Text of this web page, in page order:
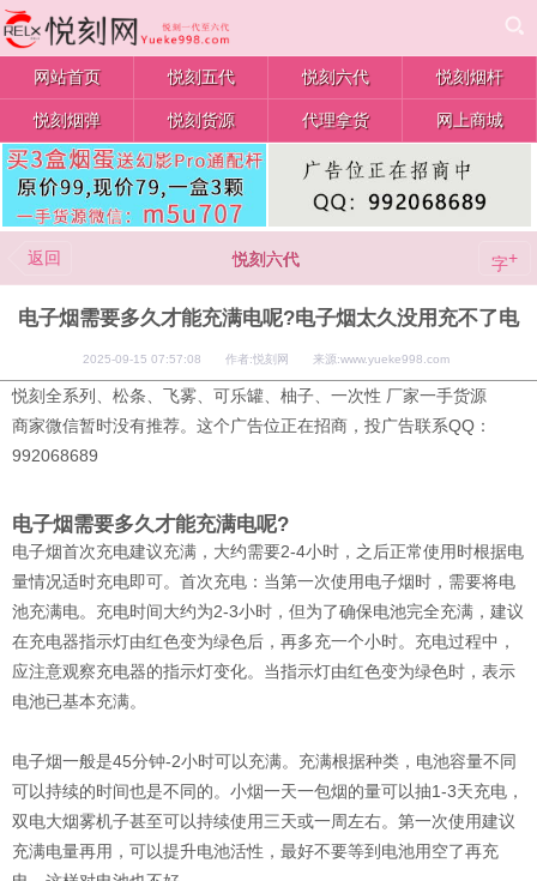
网站首页 悦刻五代 悦刻六代 悦刻烟杆
悦刻烟弹 悦刻货源 代理拿货 网上商城
返回 悦刻六代 字+
电子烟需要多久才能充满电呢?电子烟太久没用充不了电
2025-09-15 07:57:08 作者:悦刻网 来源:www.yueke998.com
悦刻全系列、松条、飞雾、可乐罐、柚子、一次性 厂家一手货源
商家微信暂时没有推荐。这个广告位正在招商，投广告联系QQ：
992068689
电子烟需要多久才能充满电呢?
电子烟首次充电建议充满，大约需要2-4小时，之后正常使用时根据电
量情况适时充电即可。首次充电：当第一次使用电子烟时，需要将电
池充满电。充电时间大约为2-3小时，但为了确保电池完全充满，建议
在充电器指示灯由红色变为绿色后，再多充一个小时。充电过程中，
应注意观察充电器的指示灯变化。当指示灯由红色变为绿色时，表示
电池已基本充满。
电子烟一般是45分钟-2小时可以充满。充满根据种类，电池容量不同
可以持续的时间也是不同的。小烟一天一包烟的量可以抽1-3天充电，
双电大烟雾机子甚至可以持续使用三天或一周左右。第一次使用建议
充满电量再用，可以提升电池活性，最好不要等到电池用空了再充